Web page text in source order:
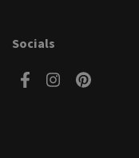
Socials